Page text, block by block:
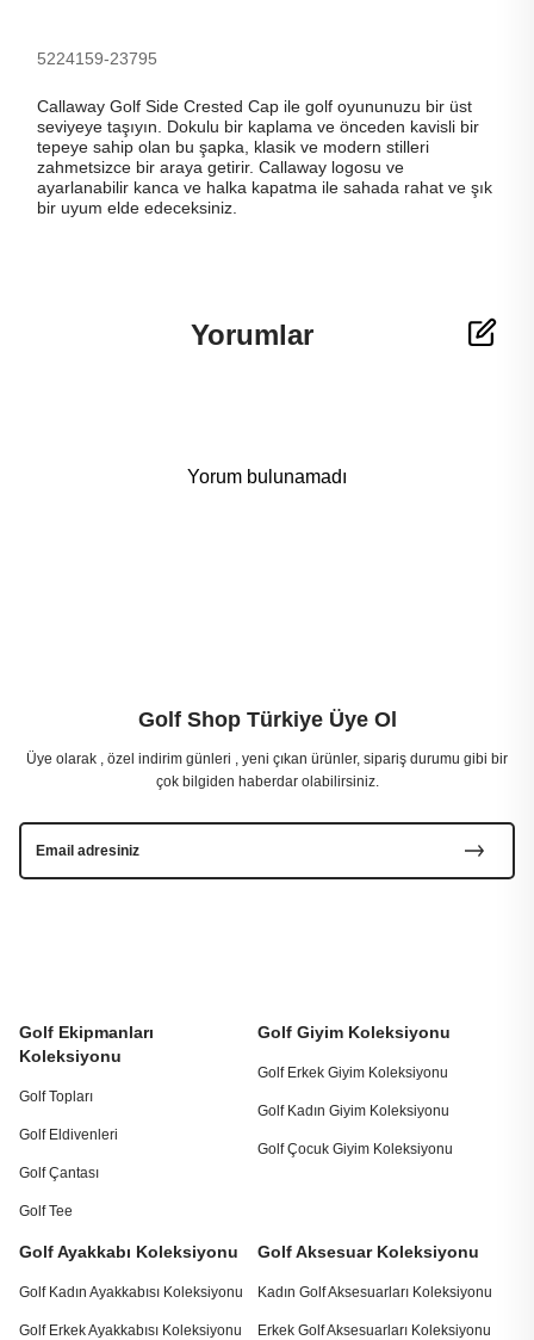
5224159-23795
Callaway Golf Side Crested Cap ile golf oyununuzu bir üst
seviyeye taşıyın. Dokulu bir kaplama ve önceden kavisli bir
tepeye sahip olan bu şapka, klasik ve modern stilleri
zahmetsizce bir araya getirir. Callaway logosu ve
ayarlanabilir kanca ve halka kapatma ile sahada rahat ve şık
bir uyum elde edeceksiniz.
Yorumlar
Yorum bulunamadı
Golf Ekipmanları
Koleksiyonu
Golf Topları
Golf Eldivenleri
Golf Çantası
Golf Tee
Golf Giyim Koleksiyonu
Golf Erkek Giyim Koleksiyonu
Golf Kadın Giyim Koleksiyonu
Golf Çocuk Giyim Koleksiyonu
Golf Ayakkabı Koleksiyonu
Golf Kadın Ayakkabısı Koleksiyonu
Golf Erkek Ayakkabısı Koleksiyonu
Golf Aksesuar Koleksiyonu
Kadın Golf Aksesuarları Koleksiyonu
Erkek Golf Aksesuarları Koleksiyonu
Golf Shop Türkiye Üye Ol
Üye olarak , özel indirim günleri , yeni çıkan ürünler, sipariş durumu gibi bir
çok bilgiden haberdar olabilirsiniz.